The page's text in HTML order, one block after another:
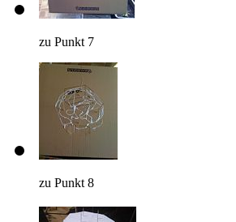
zu Punkt 7
zu Punkt 8